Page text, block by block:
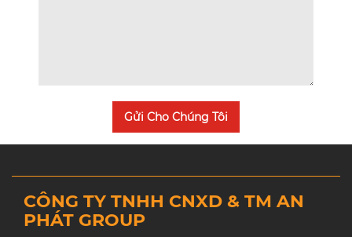
Gửi Cho Chúng Tôi
CÔNG TY TNHH CNXD & TM AN
PHÁT GROUP